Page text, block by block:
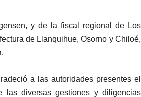
y de la fiscal regional de Los
de Llanquihue, Osorno y Chiloé,
a las autoridades presentes el
diversas gestiones y diligencias